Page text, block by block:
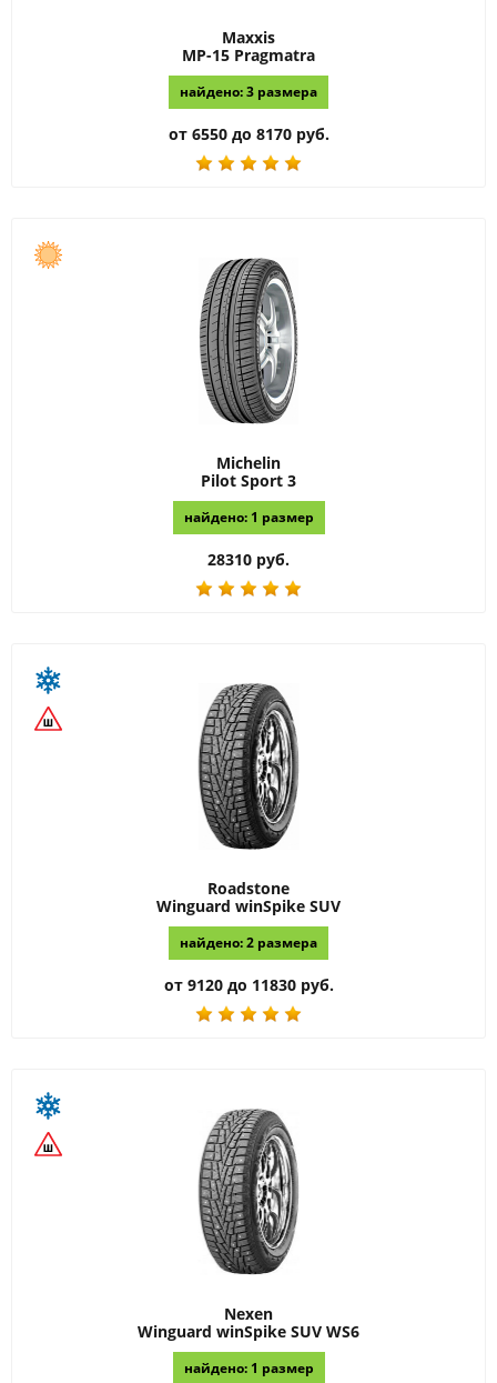
Maxxis
MP-15 Pragmatra
найдено: 3 размера
от 6550 до 8170 руб.
Michelin
Pilot Sport 3
найдено: 1 размер
28310 руб.
Roadstone
Winguard winSpike SUV
найдено: 2 размера
от 9120 до 11830 руб.
Nexen
Winguard winSpike SUV WS6
найдено: 1 размер